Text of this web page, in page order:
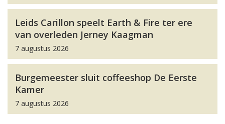
Leids Carillon speelt Earth & Fire ter ere
van overleden Jerney Kaagman
7 augustus 2026
Burgemeester sluit coffeeshop De Eerste
Kamer
7 augustus 2026